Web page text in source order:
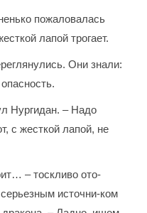
пожаловалась
лапой трогает.
Они знали:
Нургидан. – Надо
с жесткой лапой, не
– тоскливо ото-
источни-ком